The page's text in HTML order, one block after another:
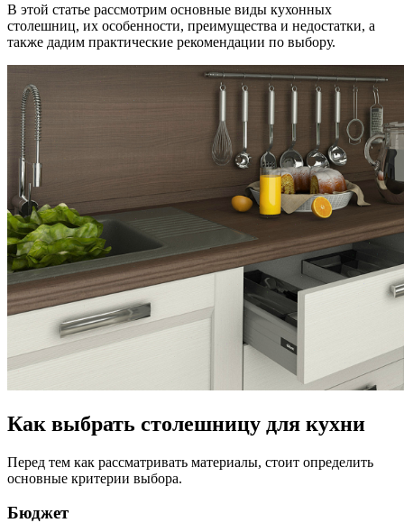
В этой статье рассмотрим основные виды кухонных
столешниц, их особенности, преимущества и недостатки, а
также дадим практические рекомендации по выбору.
Как выбрать столешницу для кухни
Перед тем как рассматривать материалы, стоит определить
основные критерии выбора.
Бюджет